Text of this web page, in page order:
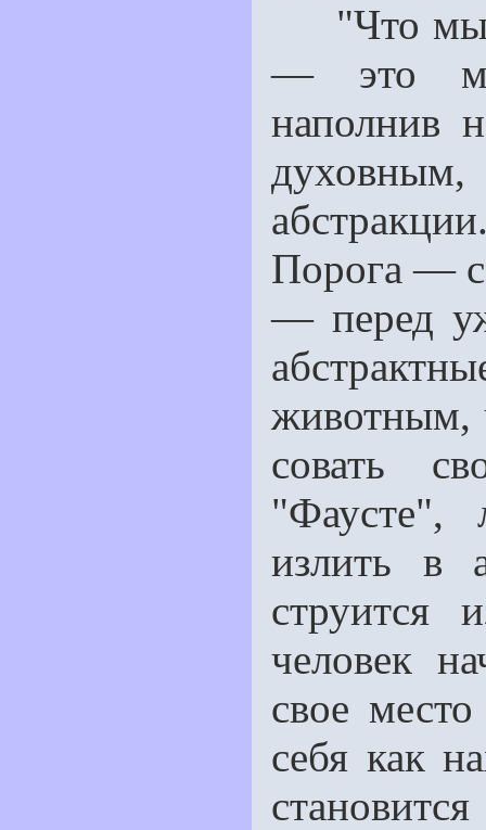
"Что мы
— это мы
наполнив
Порога —
— перед
животным,
совать
"Фаусте",
излить в
струится
человек
свое
себя как